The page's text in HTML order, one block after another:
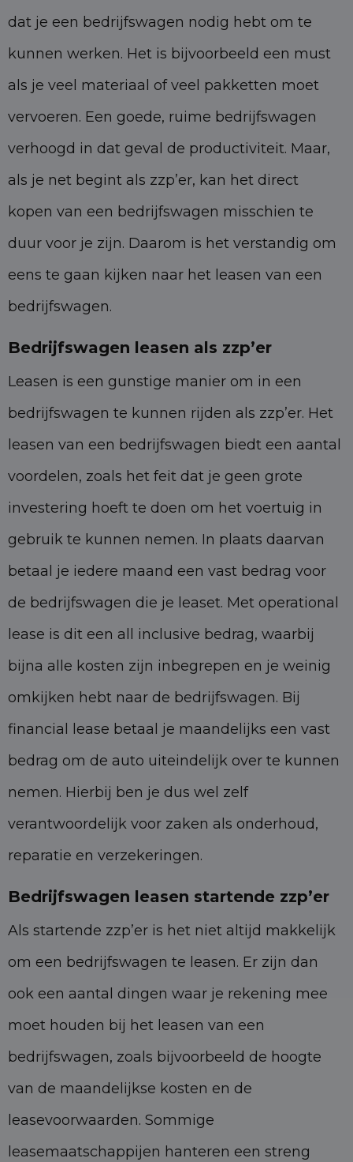
dat je een bedrijfswagen nodig hebt om te
kunnen werken. Het is bijvoorbeeld een must
als je veel materiaal of veel pakketten moet
vervoeren. Een goede, ruime bedrijfswagen
verhoogd in dat geval de productiviteit. Maar,
als je net begint als zzp’er, kan het direct
kopen van een bedrijfswagen misschien te
duur voor je zijn. Daarom is het verstandig om
eens te gaan kijken naar het leasen van een
bedrijfswagen.
Bedrijfswagen leasen als zzp’er
Leasen is een gunstige manier om in een
bedrijfswagen te kunnen rijden als zzp’er. Het
leasen van een bedrijfswagen biedt een aantal
voordelen, zoals het feit dat je geen grote
investering hoeft te doen om het voertuig in
gebruik te kunnen nemen. In plaats daarvan
betaal je iedere maand een vast bedrag voor
de bedrijfswagen die je leaset. Met operational
lease is dit een all inclusive bedrag, waarbij
bijna alle kosten zijn inbegrepen en je weinig
omkijken hebt naar de bedrijfswagen. Bij
financial lease betaal je maandelijks een vast
bedrag om de auto uiteindelijk over te kunnen
nemen. Hierbij ben je dus wel zelf
verantwoordelijk voor zaken als onderhoud,
reparatie en verzekeringen.
Bedrijfswagen leasen startende zzp’er
Als startende zzp’er is het niet altijd makkelijk
om een bedrijfswagen te leasen. Er zijn dan
ook een aantal dingen waar je rekening mee
moet houden bij het leasen van een
bedrijfswagen, zoals bijvoorbeeld de hoogte
van de maandelijkse kosten en de
leasevoorwaarden. Sommige
leasemaatschappijen hanteren een streng